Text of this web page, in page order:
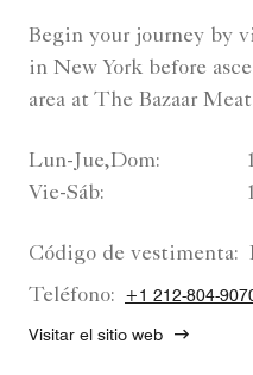
Begin your journey by
in New York before
area at The Bazaar
Lun-Jue,Dom:
Vie-Sáb:
Código de vestimenta:
Teléfono:
+1 212-804-
Visitar el sitio web